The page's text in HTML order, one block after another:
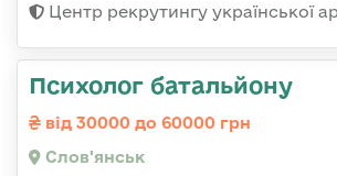
Центр рекрутингу української
Психолог батальйону
від 30000 до 60000 грн
Слов'янськ